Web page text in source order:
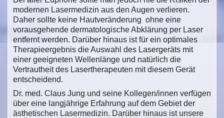
modernen Lasermedizin aus den Augen verlieren.
Daher sollte keine Hautveränderung ohne eine
vorausgehende dermatologische Abklärung per Laser
entfernt werden. Darüber hinaus ist für ein optimales
Therapieergebnis die Auswahl des Lasergeräts mit
einer geeigneten Wellenlänge und natürlich die
Vertrautheit des Lasertherapeuten mit diesem Gerät
entscheidend.
Dr. med. Claus Jung und seine Kollegen/innen verfügen
über eine langjährige Erfahrung auf dem Gebiet der
ästhetischen Lasermedizin. Darüber hinaus ist unsere